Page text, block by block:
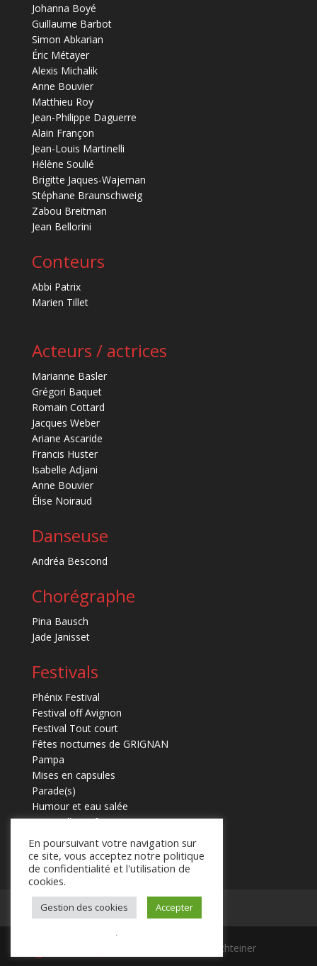
Johanna Boyé
Guillaume Barbot
Simon Abkarian
Éric Métayer
Alexis Michalik
Anne Bouvier
Matthieu Roy
Jean-Philippe Daguerre
Alain Françon
Jean-Louis Martinelli
Hélène Soulié
Brigitte Jaques-Wajeman
Stéphane Braunschweig
Zabou Breitman
Jean Bellorini
Conteurs
Abbi Patrix
Marien Tillet
Acteurs / actrices
Marianne Basler
Grégori Baquet
Romain Cottard
Jacques Weber
Ariane Ascaride
Francis Huster
Isabelle Adjani
Anne Bouvier
Élise Noiraud
Danseuse
Andréa Bescond
Chorégraphe
Pina Bausch
Jade Janisset
Festivals
Phénix Festival
Festival off Avignon
Festival Tout court
Fêtes nocturnes de GRIGNAN
Pampa
Mises en capsules
Parade(s)
Humour et eau salée
Marmaille en fugues
Mentions légales Contact
© 2025 Laurent Schteiner
En poursuivant votre navigation sur
ce site, vous acceptez notre politique
de confidentialité et l'utilisation de
cookies.
Gestion des cookies Accepter
.